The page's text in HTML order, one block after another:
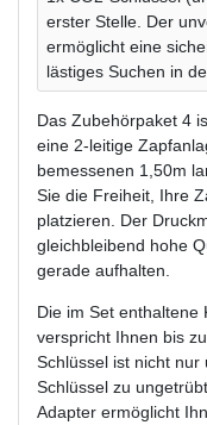
erster Stelle. Der
ermöglicht eine
lästiges Suchen in
Das Zubehörpaket 4
eine 2-leitige
bemessenen 1,50m
Sie die Freiheit, Ihre
platzieren. Der
gleichbleibend hohe
gerade aufhalten.
Die im Set enthaltene
verspricht Ihnen bis
Schlüssel ist nicht
Schlüssel zu
Adapter ermöglicht